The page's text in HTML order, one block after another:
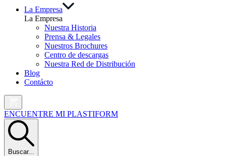
La Empresa
La Empresa
Nuestra Historia
Prensa & Legales
Nuestros Brochures
Centro de descargas
Nuestra Red de Distribución
Blog
Contácto
ENCUENTRE MI PLASTIFORM
Buscar...